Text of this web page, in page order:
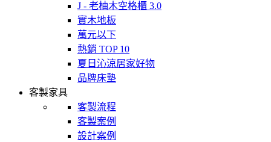
J - 老柚木空格櫃 3.0
實木地板
萬元以下
熱銷 TOP 10
夏日沁涼居家好物
品牌床墊
客製家具
客製流程
客製案例
設計案例